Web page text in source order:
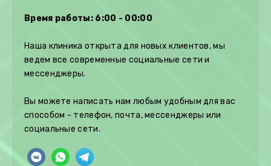
Время работы: 6:00 - 00:00
Наша клиника открыта для новых клиентов, мы
ведем все современные социальные сети и
мессенджеры.
Вы можете написать нам любым удобным для вас
способом - телефон, почта, мессенджеры или
социальные сети.